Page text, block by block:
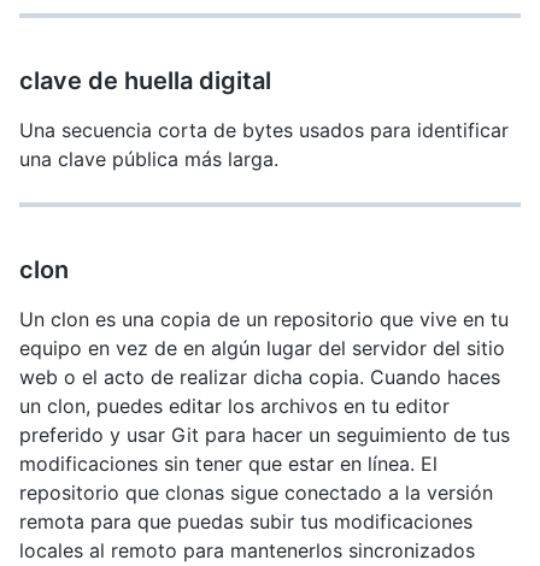
clave de huella digital
Una secuencia corta de bytes usados para identificar
una clave pública más larga.
clon
Un clon es una copia de un repositorio que vive en tu
equipo en vez de en algún lugar del servidor del sitio
web o el acto de realizar dicha copia. Cuando haces
un clon, puedes editar los archivos en tu editor
preferido y usar Git para hacer un seguimiento de tus
modificaciones sin tener que estar en línea. El
repositorio que clonas sigue conectado a la versión
remota para que puedas subir tus modificaciones
locales al remoto para mantenerlos sincronizados